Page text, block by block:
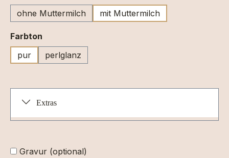
ohne Muttermilch
mit Muttermilch
Farbton
pur
perlglanz
Extras
Gravur (optional)